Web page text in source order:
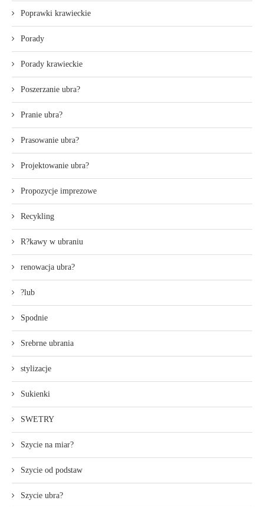
Poprawki krawieckie
Porady
Porady krawieckie
Poszerzanie ubra?
Pranie ubra?
Prasowanie ubra?
Projektowanie ubra?
Propozycje imprezowe
Recykling
R?kawy w ubraniu
renowacja ubra?
?lub
Spodnie
Srebrne ubrania
stylizacje
Sukienki
SWETRY
Szycie na miar?
Szycie od podstaw
Szycie ubra?